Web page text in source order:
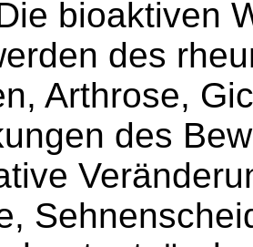
bioaktiven
des
Arthrose,
des